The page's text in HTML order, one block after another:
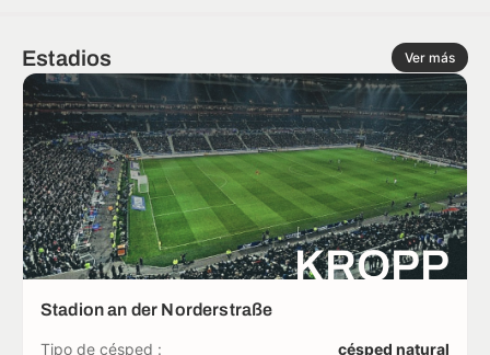
Estadios Ver más
KROPP
Stadion an der Norderstraße
Tipo de césped :
césped natural